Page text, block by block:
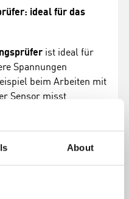
About
ideal für das
ist ideal für
Spannungen
beim Arbeiten mit
Sensor misst
Experimente mit